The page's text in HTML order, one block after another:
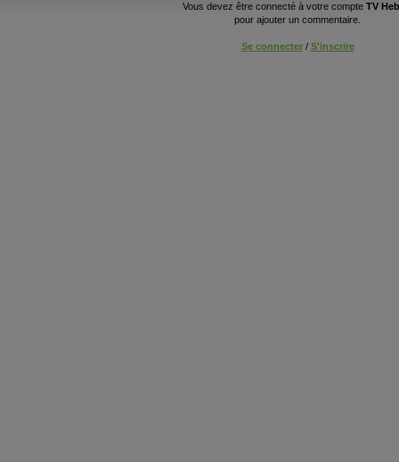
Vous devez être connecté à votre compte TV
pour ajouter un commentaire.
Se connecter/ S'inscrire